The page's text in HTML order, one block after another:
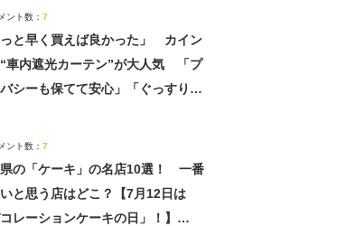
ント数： 7
っと早く買えば良かった」 カイン
車内遮光カーテン”が大人気 「プ
シーも保てて安心」「ぐっすり眠
ント数： 7
の「ケーキ」の名店10選！ 一番
と思う店はどこ？【7月12日は
コレーションケーキの日」！】